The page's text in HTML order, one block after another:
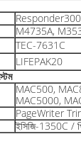
M4735A,
TEC-7631C
LIFEPAK20
MAC500,
MAC5000,
PageWriter
ইসিজি-1350C /